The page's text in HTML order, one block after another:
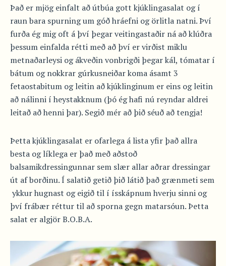
Það er mjög einfalt að útbúa gott kjúklingasalat og í
raun bara spurning um góð hráefni og örlitla natni. Því
furða ég mig oft á því þegar veitingastaðir ná að klúðra
þessum einfalda rétti með að því er virðist miklu
metnaðarleysi og ákveðin vonbrigði þegar kál, tómatar í
bátum og nokkrar gúrkusneiðar koma ásamt 3
fetaostabitum og leitin að kjúklinginum er eins og leitin
að nálinni í heystakknum (þó ég hafi nú reyndar aldrei
leitað að henni þar). Segið mér að þið séuð að tengja!
Þetta kjúklingasalat er ofarlega á lista yfir það allra
besta og líklega er það með aðstoð
balsamikdressingunnar sem slær allar aðrar dressingar
út af borðinu. Í salatið getið þið látið það grænmeti sem
ykkur hugnast og eigið til í ísskápnum hverju sinni og
því frábær réttur til að sporna gegn matarsóun. Þetta
salat er algjör B.O.B.A.